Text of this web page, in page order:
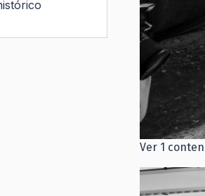
Ver 1